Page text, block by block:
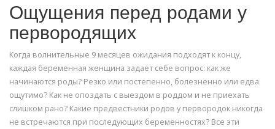
Ощущения перед родами у
первородящих
Когда волнительные 9 месяцев ожидания подходят к концу,
каждая беременная женщина задает себе вопрос: как же
начинаются роды? Резко или постепенно, болезненно или едва
ощутимо? Как не опоздать с выездом в роддом и не приехать
слишком рано? Какие предвестники родов у первородок никогда
не встречаются при последующих беременностях? Все эти